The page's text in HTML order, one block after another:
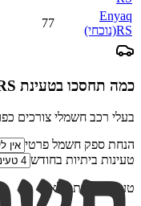
Enyaq
RS(נוכחי)
77
כמה תחסכו בטעינת
בעלי רכב חשמלי צורכים
הנחת ספק חשמל פרטי
טעינות ביתיות בחודש
טעינה ביתית מלאה